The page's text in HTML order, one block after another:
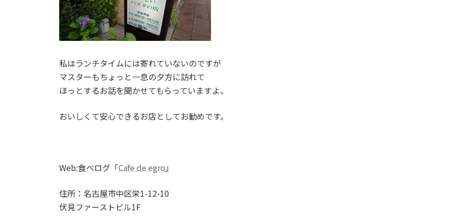
私はランチタイムには寄れていないのですが
マスターもちょっと一息の夕方に訪れて
ほっとするお話を聞かせてもらっていますよ。
おいしくて安心できるお店としてお勧めです。
Web:食べログ「Cafe de egro 」
住所：名古屋市中区栄1-12-10
伏見ファーストビル1F